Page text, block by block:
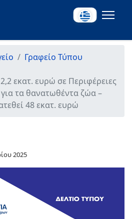
Γραφείο Τύπου
εκατ. ευρώ σε Περιφέρειες
τα θανατωθέντα ζώα –
48 εκατ. ευρώ
2025